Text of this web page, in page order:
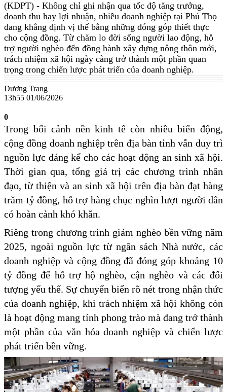
(KDPT) - Không chỉ ghi nhận qua tốc độ tăng trưởng,
doanh thu hay lợi nhuận, nhiều doanh nghiệp tại Phú Thọ
đang khẳng định vị thế bằng những đóng góp thiết thực
cho cộng đồng. Từ chăm lo đời sống người lao động, hỗ
trợ người nghèo đến đồng hành xây dựng nông thôn mới,
trách nhiệm xã hội ngày càng trở thành một phần quan
trọng trong chiến lược phát triển của doanh nghiệp.
Dương Trang
13h55 01/06/2026
0
Trong bối cảnh nền kinh tế còn nhiều biến động,
cộng đồng doanh nghiệp trên địa bàn tỉnh vẫn duy trì
nguồn lực đáng kể cho các hoạt động an sinh xã hội.
Thời gian qua, tổng giá trị các chương trình nhân
đạo, từ thiện và an sinh xã hội trên địa bàn đạt hàng
trăm tỷ đồng, hỗ trợ hàng chục nghìn lượt người dân
có hoàn cảnh khó khăn.
Riêng trong chương trình giảm nghèo bền vững năm
2025, ngoài nguồn lực từ ngân sách Nhà nước, các
doanh nghiệp và cộng đồng đã đóng góp khoảng 10
tỷ đồng để hỗ trợ hộ nghèo, cận nghèo và các đối
tượng yếu thế. Sự chuyển biến rõ nét trong nhận thức
của doanh nghiệp, khi trách nhiệm xã hội không còn
là hoạt động mang tính phong trào mà đang trở thành
một phần của văn hóa doanh nghiệp và chiến lược
phát triển bền vững.